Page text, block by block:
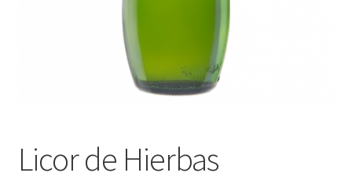
Menaje, Complementos y Servicios
Mi cuenta
Licor de Hierbas